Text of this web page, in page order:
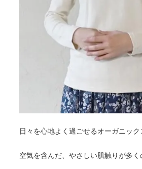
日々を心地よく過ごせるオーガニック
空気を含んだ、やさしい肌触りが多く